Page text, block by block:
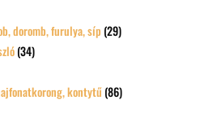
doromb, furulya, síp (29)
(34)
kontytű (86)